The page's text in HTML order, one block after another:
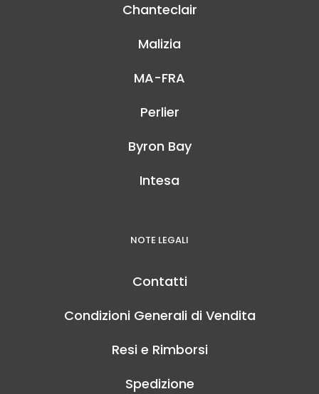
Chanteclair
Malizia
MA-FRA
Perlier
Byron Bay
Intesa
NOTE LEGALI
Contatti
Condizioni Generali di Vendita
Resi e Rimborsi
Spedizione